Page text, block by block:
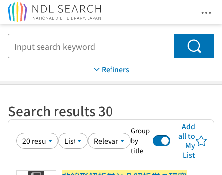
Search
Refiners
Search results 30
Group
by
title
Add
all to
My
List